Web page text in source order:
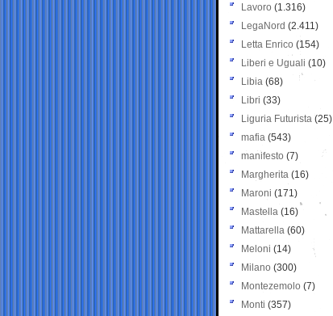
Lavoro (1.316)
LegaNord (2.411)
Letta Enrico (154)
Liberi e Uguali (10)
Libia (68)
Libri (33)
Liguria Futurista (25)
mafia (543)
manifesto (7)
Margherita (16)
Maroni (171)
Mastella (16)
Mattarella (60)
Meloni (14)
Milano (300)
Montezemolo (7)
Monti (357)